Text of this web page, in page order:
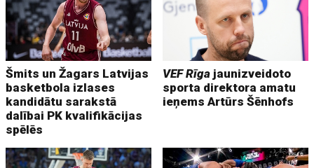
Šmits un Žagars Latvijas
basketbola izlases
kandidātu sarakstā
dalībai PK kvalifikācijas
spēlēs
VEF Rīga jaunizveidoto
sporta direktora amatu
ieņems Artūrs Šēnhofs